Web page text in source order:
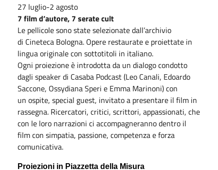
27 luglio-2 agosto
7 film d’autore, 7 serate cult
Le pellicole sono state selezionate dall’archivio
di Cineteca Bologna. Opere restaurate e proiettate in
lingua originale con sottotitoli in italiano.
Ogni proiezione è introdotta da un dialogo condotto
dagli speaker di Casaba Podcast (Leo Canali, Edoardo
Saccone, Ossydiana Speri e Emma Marinoni) con
un ospite, special guest, invitato a presentare il film in
rassegna. Ricercatori, critici, scrittori, appassionati, che
con le loro narrazioni ci accompagneranno dentro il
film con simpatia, passione, competenza e forza
comunicativa.
Proiezioni in Piazzetta della Misura